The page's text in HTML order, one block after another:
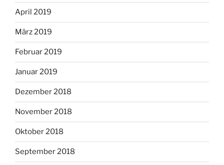
April 2019
März 2019
Februar 2019
Januar 2019
Dezember 2018
November 2018
Oktober 2018
September 2018